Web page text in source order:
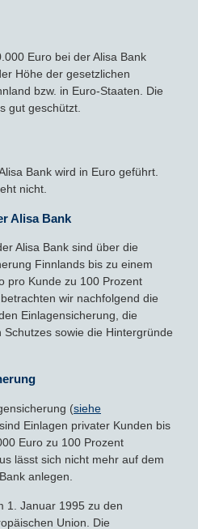
Euro bei der Alisa Bank
Höhe der gesetzlichen
bzw. in Euro-Staaten. Die
gut geschützt.
Bank wird in Euro geführt.
nicht.
Alisa Bank
Alisa Bank sind über die
Finnlands bis zu einem
pro Kunde zu 100 Prozent
wir nachfolgend die
Einlagensicherung, die
sowie die Hintergründe
(siehe
Einlagen privater Kunden bis
Euro zu 100 Prozent
lässt sich nicht mehr auf dem
anlegen.
1. Januar 1995 zu den
Union. Die